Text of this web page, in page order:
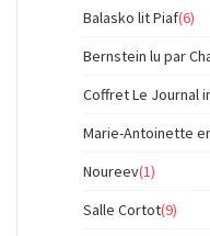
Balasko lit Piaf(6)
Bernstein lu par
Coffret Le Journal
Marie-Antoinette
Noureev(1)
Salle Cortot(9)